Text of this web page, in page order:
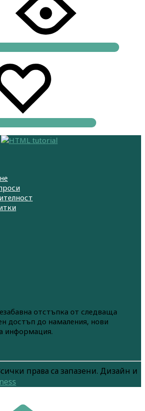
отстъпка от следваща
достъп до намаления, нови
информация.
права са запазени. Дизайн и